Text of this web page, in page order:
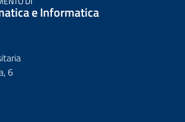
e Informatica
6